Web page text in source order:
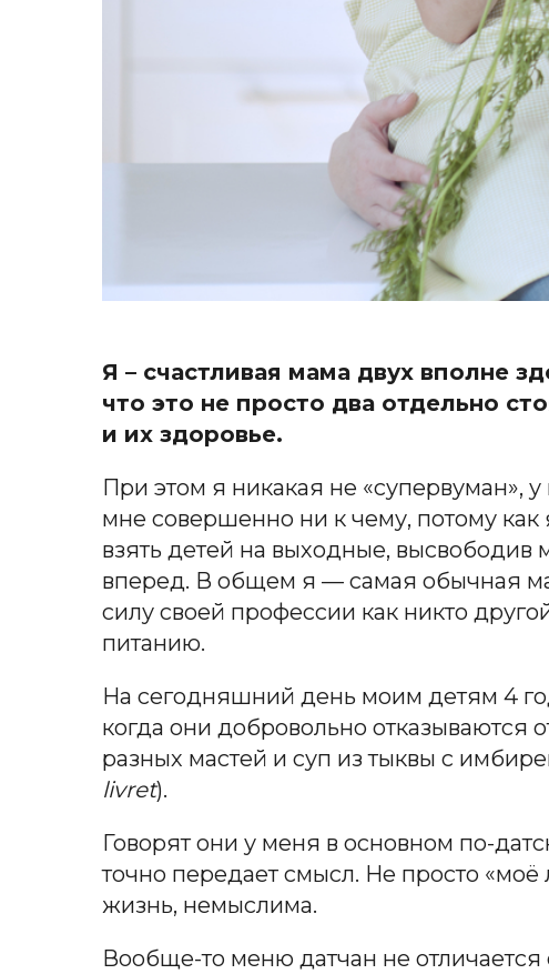
Я – счастливая мама двух вполне
что это не просто два отдельно
и их здоровье.
При этом я никакая не «супервуман»,
мне совершенно ни к чему, потому
взять детей на выходные, высвободив
вперед. В общем я — самая обычная
силу своей профессии как никто
питанию.
На сегодняшний день моим детям 4
когда они добровольно отказываются
разных мастей и суп из тыквы с
livret).
Говорят они у меня в основном по-
точно передает смысл. Не просто
жизнь, немыслима.
Вообще-то меню датчан не отличается